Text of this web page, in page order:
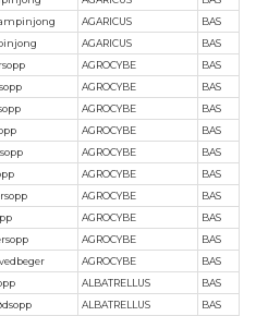
AGARICUS
BAS
AGARICUS
BAS
AGROCYBE
BAS
AGROCYBE
BAS
AGROCYBE
BAS
AGROCYBE
BAS
AGROCYBE
BAS
AGROCYBE
BAS
AGROCYBE
BAS
AGROCYBE
BAS
AGROCYBE
BAS
AGROCYBE
BAS
ALBATRELLUS
BAS
ALBATRELLUS
BAS